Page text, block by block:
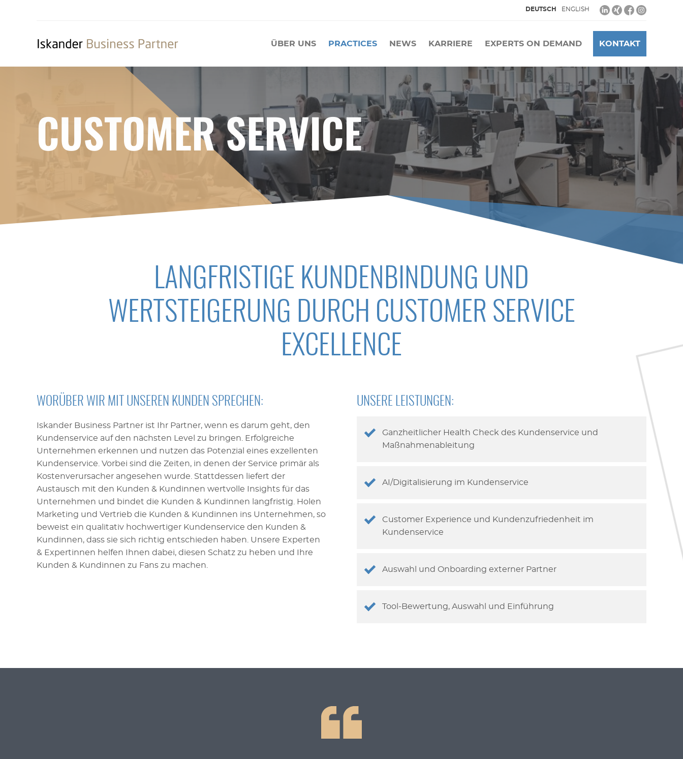
DEUTSCH ENGLISH
ÜBER UNS PRACTICES NEWS KARRIERE EXPERTS ON DEMAND KONTAKT
CUSTOMER SERVICE
LANGFRISTIGE KUNDENBINDUNG UND
WERTSTEIGERUNG DURCH CUSTOMER SERVICE
EXCELLENCE
WORÜBER WIR MIT UNSEREN KUNDEN SPRECHEN:
Iskander Business Partner ist Ihr Partner, wenn es darum geht, den
Kundenservice auf den nächsten Level zu bringen. Erfolgreiche
Unternehmen erkennen und nutzen das Potenzial eines exzellenten
Kundenservice. Vorbei sind die Zeiten, in denen der Service primär als
Kostenverursacher angesehen wurde. Stattdessen liefert der
Austausch mit den Kunden & Kundinnen wertvolle Insights für das
Unternehmen und bindet die Kunden & Kundinnen langfristig. Holen
Marketing und Vertrieb die Kunden & Kundinnen ins Unternehmen, so
beweist ein qualitativ hochwertiger Kundenservice den Kunden &
Kundinnen, dass sie sich richtig entschieden haben. Unsere Experten
& Expertinnen helfen Ihnen dabei, diesen Schatz zu heben und Ihre
Kunden & Kundinnen zu Fans zu machen.
UNSERE LEISTUNGEN:
Ganzheitlicher Health Check des Kundenservice und
Maßnahmenableitung
AI/Digitalisierung im Kundenservice
Customer Experience und Kundenzufriedenheit im
Kundenservice
Auswahl und Onboarding externer Partner
Tool-Bewertung, Auswahl und Einführung